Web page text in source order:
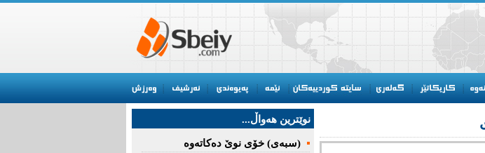
نوێترین هه‌واڵ...
(سبەى) خۆى نوێ دەکاتەوە